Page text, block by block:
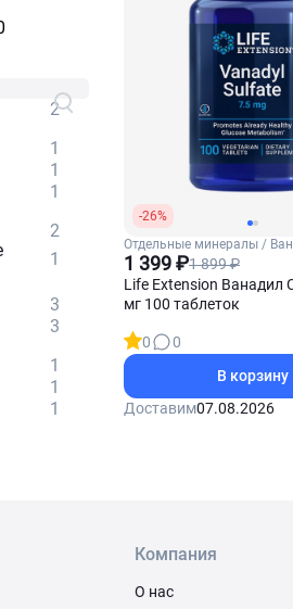
2
1
1
1
2
1
3
3
1
1
1
-26%
Отдельные минералы /
1 399 ₽1 899 ₽
Life Extension Ванадил
мг 100 таблеток
0
0
В корзину
Доставим07.08.2026
Компания
О нас